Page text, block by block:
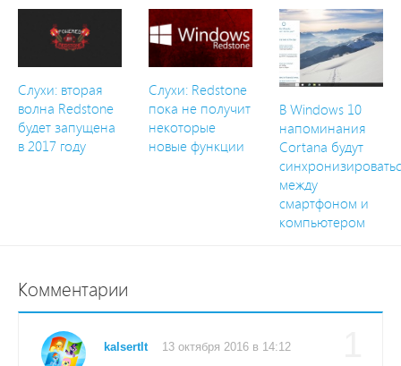
Слухи: вторая
волна Redstone
будет запущена
в 2017 году
Слухи: Redstone
пока не получит
некоторые
новые функции
В Windows 10
напоминания
Cortana будут
между
смартфоном и
компьютером
Комментарии
kalsertlt 13 октября 2016 в 14:12